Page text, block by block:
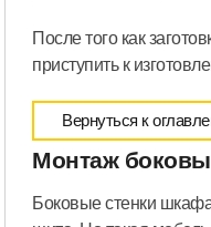
После того как
приступить к
Вернуться к
Монтаж
Боковые стенки